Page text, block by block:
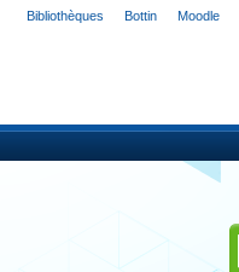
Bibliothèques Bottin Moodle